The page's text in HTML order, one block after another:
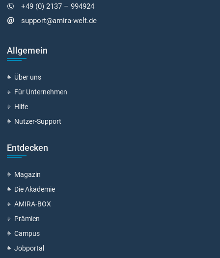
+49 (0) 2137 – 994924
support@amira-welt.de
Allgemein
Über uns
Für Unternehmen
Hilfe
Nutzer-Support
Entdecken
Magazin
Die Akademie
AMIRA-BOX
Prämien
Campus
Jobportal